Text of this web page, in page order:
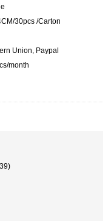
30pcs /Carton
Union, Paypal
month